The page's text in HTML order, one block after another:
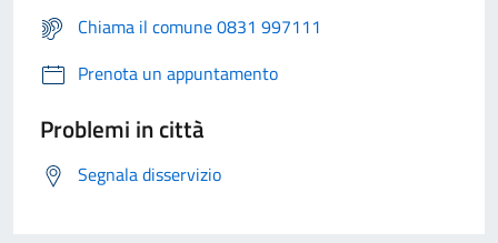
Chiama il comune 0831 997111
Prenota un appuntamento
Problemi in città
Segnala disservizio